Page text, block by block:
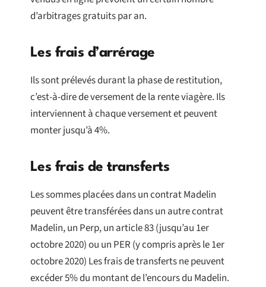
d’arbitrages gratuits par an.
Les frais d’arrérage
Ils sont prélevés durant la phase de restitution,
c’est-à-dire de versement de la rente viagère. Ils
interviennent à chaque versement et peuvent
monter jusqu’à 4%.
Les frais de transferts
Les sommes placées dans un contrat Madelin
peuvent être transférées dans un autre contrat
Madelin, un Perp, un article 83 (jusqu’au 1er
octobre 2020) ou un PER (y compris après le 1er
octobre 2020) Les frais de transferts ne peuvent
excéder 5% du montant de l’encours du Madelin.